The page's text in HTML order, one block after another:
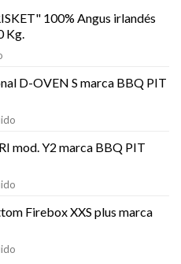
100% Angus irlandés
Kg.
D-OVEN S marca BBQ PIT
mod. Y2 marca BBQ PIT
Firebox XXS plus marca